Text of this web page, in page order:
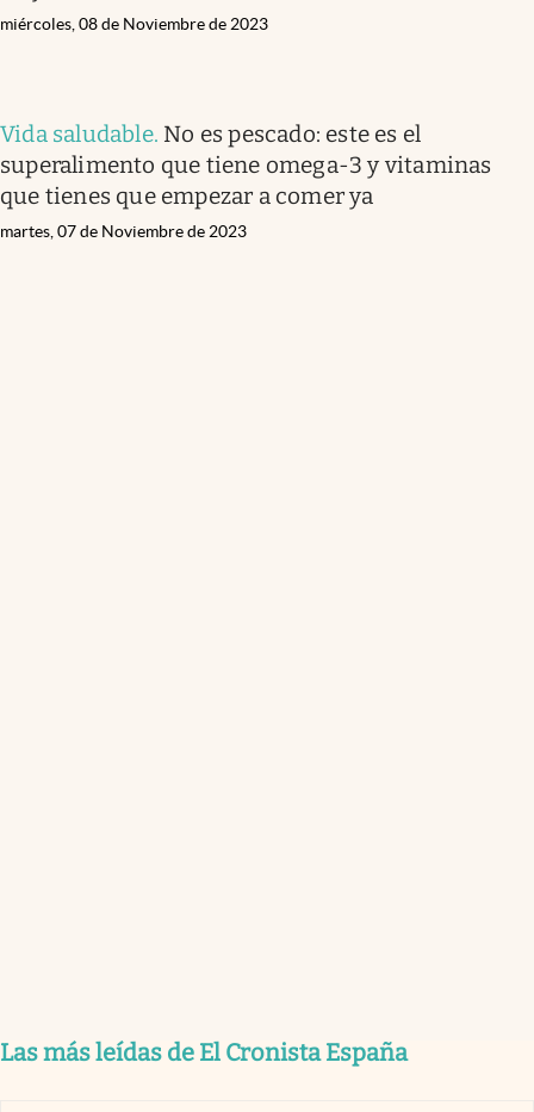
miércoles, 08 de Noviembre de 2023
Vida saludable. No es pescado: este es el
superalimento que tiene omega-3 y vitaminas
que tienes que empezar a comer ya
martes, 07 de Noviembre de 2023
Las más leídas de El Cronista España